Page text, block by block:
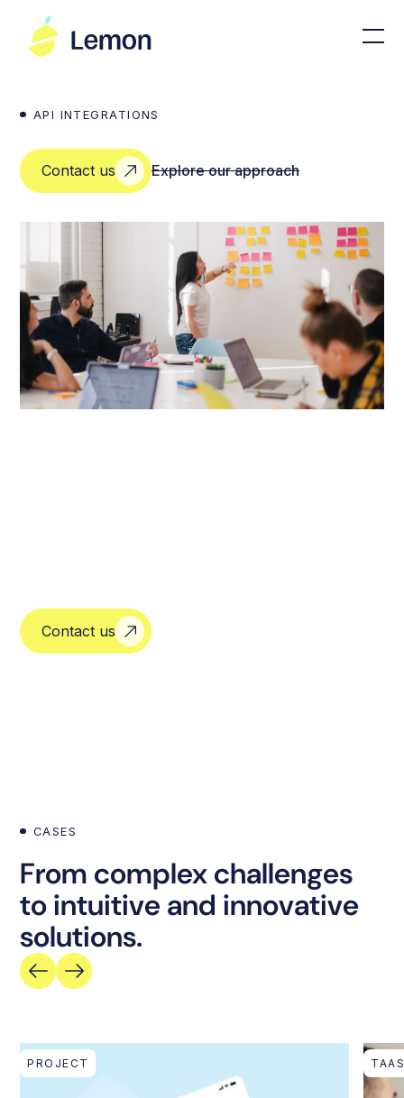
API INTEGRATIONS
Contact us Explore our approach
Contact us
CASES
From complex challenges
to intuitive and innovative
solutions.
PROJECT